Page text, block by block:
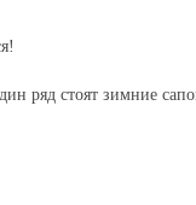
ряд стоят зимние